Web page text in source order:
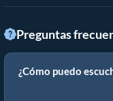
Preguntas
¿Cómo puedo